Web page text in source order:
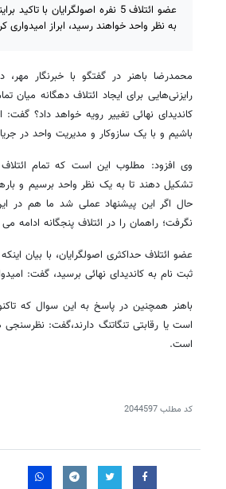
عضو ائتلاف 5 نفره اصولگرایان
به نظر واحد خواهند رسید، ابراز امیدواری
محمدرضا باهنر در گفتگو با خبرنگار
رایزنی‌هایی برای ایجاد ائتلاف دهگانه میان
کاندیدای نهائی تغییر رویه خواهد داد؟ گفت:
باشیم و با یک سازوکار و مدیریت واحد در
وی افزود: مطلوب این است که تمام
تشکیل دهند تا به یک نظر واحد برسیم و
حال اگر این پیشنهاد عملی شد ما هم
نگرفت؛ راهمان را در ائتلاف پنجگانه ادامه
عضو ائتلاف حداکثری اصولگرایان، با بیان
ثبت نام به کاندیدای نهائی برسید، گفت:
باهنر همچنین در پاسخ به این سوال که
است یا رقابتی تنگاتنگ دارند،گفت:
است.
کد مطلب2044597